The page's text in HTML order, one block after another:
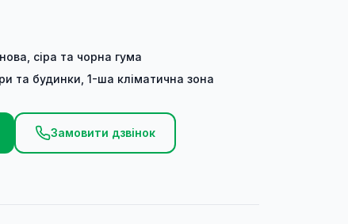
сіра та чорна гума
та будинки, 1-ша кліматична зона
Замовити дзвінок